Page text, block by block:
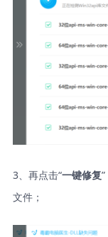
3、再点击“一键修复
文件；